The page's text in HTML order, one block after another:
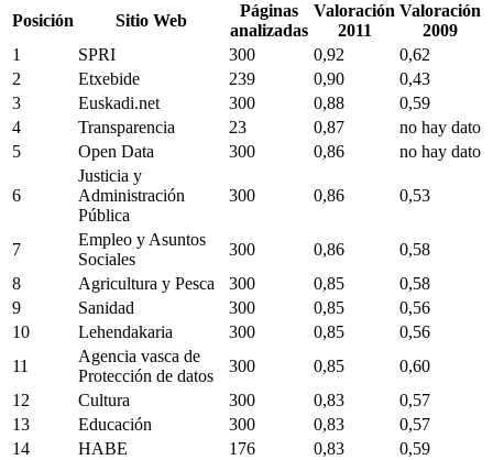
Posición
Sitio Web
Páginas
analizadas
Valoración
2011
Valoración
2009
1
SPRI 300 0,92
0,62
2
Etxebide 239 0,90
0,43
3
Euskadi.net 300 0,88
0,59
4
Transparencia 23 0,87
no hay dato
5
Open Data 300 0,86 no hay dato
6
Justicia y
Administración
Pública
300 0,86 0,53
7
Empleo y Asuntos
Sociales
300 0,86
0,58
8
Agricultura y Pesca 300 0,85
0,58
9
Sanidad 300 0,85
0,56
10
Lehendakaria 300 0,85
0,56
11
Agencia vasca de
Protección de datos
300 0,85
0,60
12
Cultura 300 0,83
0,57
13
Educación 300 0,83
0,57
14
HABE 176 0,83
0,59